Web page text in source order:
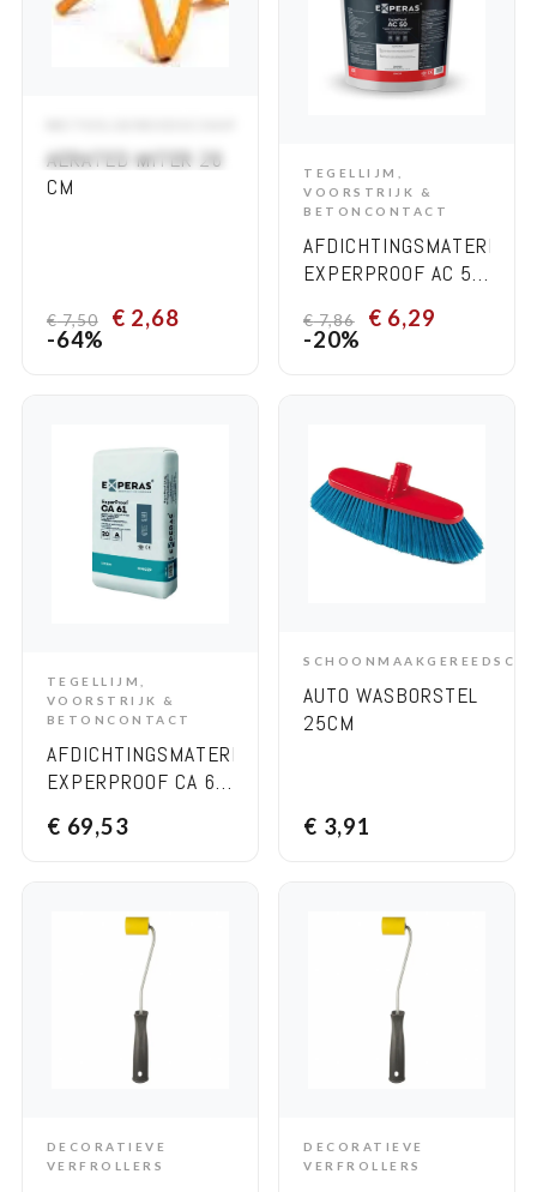
AERATED MITER 26
CM
€7,50 € 2,68
-64%
ADD TO CART
TEGELLIJM,
VOORSTRIJK &
BETONCONTACT
AFDICHTINGSMATERIAAL-
EXPERPROOF AC 50
€7,86 € 6,29
-20%
ADD TO CART
TEGELLIJM,
VOORSTRIJK &
BETONCONTACT
AFDICHTINGSMATERIAAL-
EXPERPROOF CA 61
(COMPONENT A:
€ 69,53
ADD TO CART
AUTO WASBORSTEL
25CM
€ 3,91
ADD TO CART
DECORATIEVE
VERFROLLERS
ADD TO CART
DECORATIEVE
VERFROLLERS